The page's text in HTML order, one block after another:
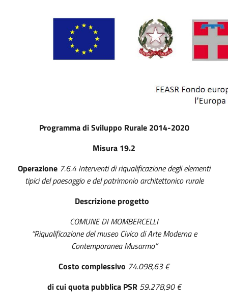
Programma di Sviluppo Rurale 2014-2020
Misura 19.2
Operazione 7.6.4 Interventi di riqualificazione degli elementi
tipici del paesaggio e del patrimonio architettonico rurale
Descrizione progetto
COMUNE DI MOMBERCELLI
“Riqualificazione del museo Civico di Arte Moderna e
Contemporanea Musarmo”
Costo complessivo 74.098,63 €
di cui quota pubblica PSR59.278,90 €